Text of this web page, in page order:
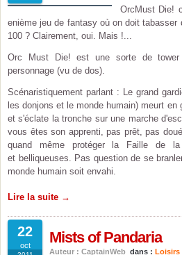
OrcMust Die!
enième jeu de fantasy où on doit tabasser
100 ? Clairement, oui. Mais !...
Orc Must Die! est une sorte de
personnage (vu de dos).
Scénaristiquement parlant : Le grand
les donjons et le monde humain) meurt
et s'éclate la tronche sur une marche
vous êtes son apprenti, pas prêt, pas
quand même protéger la Faille de
et belliqueuses. Pas question de se
monde humain soit envahi.
Lire la suite →
22
oct Mists of Pandaria
Auteur : CaptainWeb dans : Loisirs